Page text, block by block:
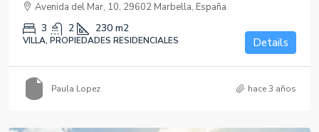
Avenida del Mar, 10, 29602 Marbella, España
3 2 230 m2
VILLA, PROPIEDADES RESIDENCIALES Details
Paula Lopez hace 3 años